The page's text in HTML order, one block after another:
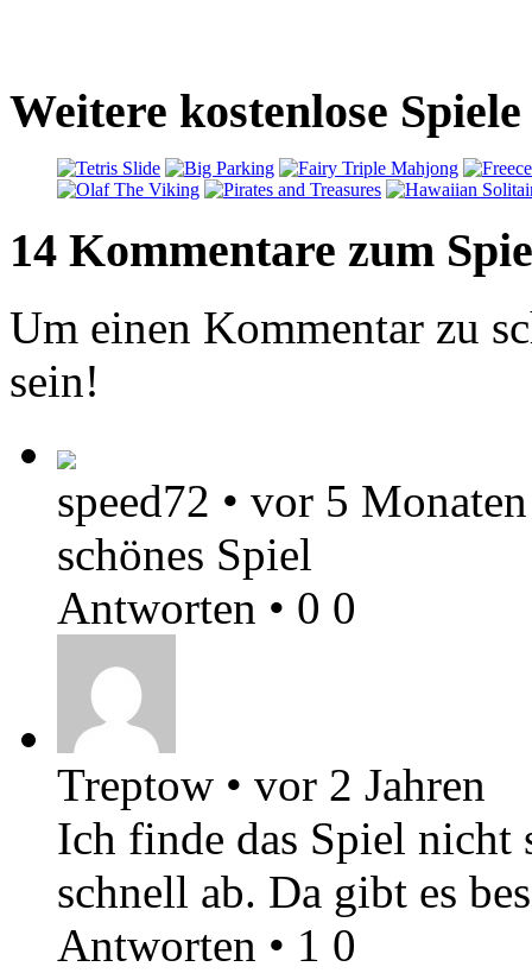
Weitere kostenlose
14 Kommentare zum
Um einen Kommentar zu
sein!
speed72 • vor 5 Monaten
schönes Spiel
Antworten • 0 0
Treptow • vor 2 Jahren
Ich finde das Spiel
schnell ab. Da gibt es
Antworten • 1 0